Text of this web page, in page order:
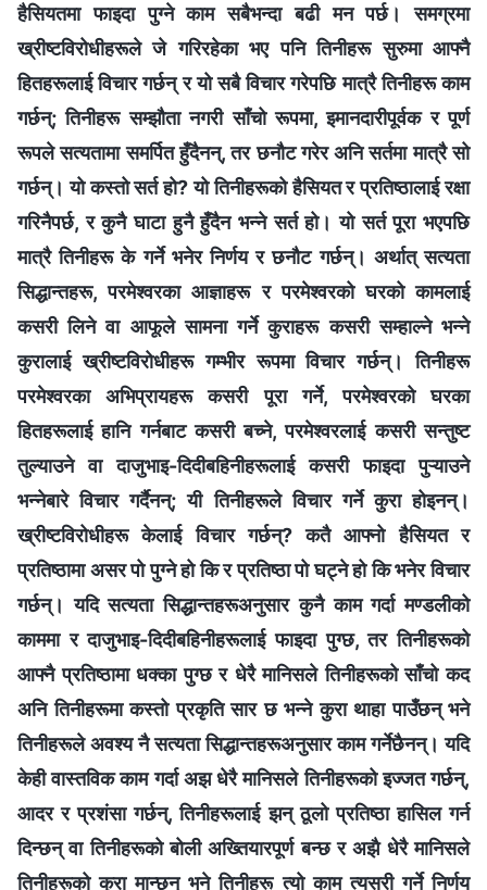
हैसियतमा फाइदा पुग्‍ने काम सबैभन्दा बढी मन पर्छ। समग्रमा
ख्रीष्टविरोधीहरूले जे गरिरहेका भए पनि तिनीहरू सुरुमा आफ्‍नै
हितहरूलाई विचार गर्छन् र यो सबै विचार गरेपछि मात्रै तिनीहरू काम
गर्छन्; तिनीहरू सम्झौता नगरी साँचो रूपमा, इमानदारीपूर्वक र पूर्ण
रूपले सत्यतामा समर्पित हुँदैनन्, तर छनौट गरेर अनि सर्तमा मात्रै सो
गर्छन्। यो कस्तो सर्त हो? यो तिनीहरूको हैसियत र प्रतिष्ठालाई रक्षा
गरिनैपर्छ, र कुनै घाटा हुनै हुँदैन भन्ने सर्त हो। यो सर्त पूरा भएपछि
मात्रै तिनीहरू के गर्ने भनेर निर्णय र छनौट गर्छन्। अर्थात् सत्यता
सिद्धान्तहरू, परमेश्‍वरका आज्ञाहरू र परमेश्‍वरको घरको कामलाई
कसरी लिने वा आफूले सामना गर्ने कुराहरू कसरी सम्‍हाल्‍ने भन्ने
कुरालाई ख्रीष्टविरोधीहरू गम्‍भीर रूपमा विचार गर्छन्। तिनीहरू
परमेश्‍वरका अभिप्रायहरू कसरी पूरा गर्ने, परमेश्‍वरको घरका
हितहरूलाई हानि गर्नबाट कसरी बच्‍ने, परमेश्‍वरलाई कसरी सन्तुष्ट
तुल्याउने वा दाजुभाइ-दिदीबहिनीहरूलाई कसरी फाइदा पुऱ्याउने
भन्नेबारे विचार गर्दैनन्; यी तिनीहरूले विचार गर्ने कुरा होइनन्।
ख्रीष्टविरोधीहरू केलाई विचार गर्छन्? कतै आफ्नो हैसियत र
प्रतिष्ठामा असर पो पुग्ने हो कि र प्रतिष्ठा पो घट्ने हो कि भनेर विचार
गर्छन्। यदि सत्यता सिद्धान्तहरूअनुसार कुनै काम गर्दा मण्डलीको
काममा र दाजुभाइ-दिदीबहिनीहरूलाई फाइदा पुग्छ, तर तिनीहरूको
आफ्‍नै प्रतिष्ठामा धक्का पुग्छ र धेरै मानिसले तिनीहरूको साँचो कद
अनि तिनीहरूमा कस्तो प्रकृति सार छ भन्‍ने कुरा थाहा पाउँछन् भने
तिनीहरूले अवश्य नै सत्यता सिद्धान्तहरूअनुसार काम गर्नेछैनन्। यदि
केही वास्तविक काम गर्दा अझ धेरै मानिसले तिनीहरूको इज्जत गर्छन्,
आदर र प्रशंसा गर्छन्, तिनीहरूलाई झन् ठूलो प्रतिष्ठा हासिल गर्न
दिन्छन् वा तिनीहरूको बोली अख्‍तियारपूर्ण बन्छ र अझै धेरै मानिसले
तिनीहरूको कुरा मान्छन् भने तिनीहरू त्यो काम त्यसरी गर्ने निर्णय